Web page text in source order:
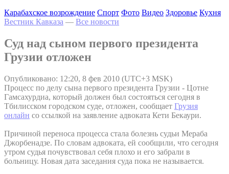
Карабахское возрождение Спорт Фото Видео Здоровье Кухня
Вестник Кавказа — Все новости
Суд над сыном первого президента
Грузии отложен
Опубликовано: 12:20, 8 фев 2010 (UTC+3 MSK)
Процесс по делу сына первого президента Грузии - Цотне
Гамсахурдиа, который должен был состояться сегодня в
Тбилисском городском суде, отложен, сообщает Грузия
онлайн со ссылкой на заявление адвоката Кети Бекаури.
Причиной переноса процесса стала болезнь судьи Мераба
Джорбенадзе. По словам адвоката, ей сообщили, что сегодня
утром судья почувствовал себя плохо и его забрали в
больницу. Новая дата заседания суда пока не называется.